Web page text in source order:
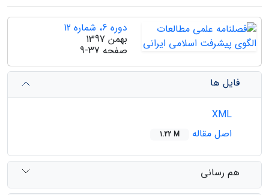
دوره 6، شماره 12
بهمن 1397
صفحه 9-37
فایل ها
اصل مقاله
1.22 M
هم رسانی